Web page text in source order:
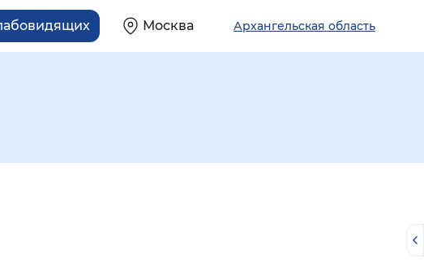
Москва Архангельская область